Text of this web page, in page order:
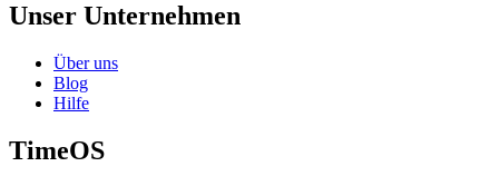
Unser Unternehmen
Über uns
Blog
Hilfe
TimeOS